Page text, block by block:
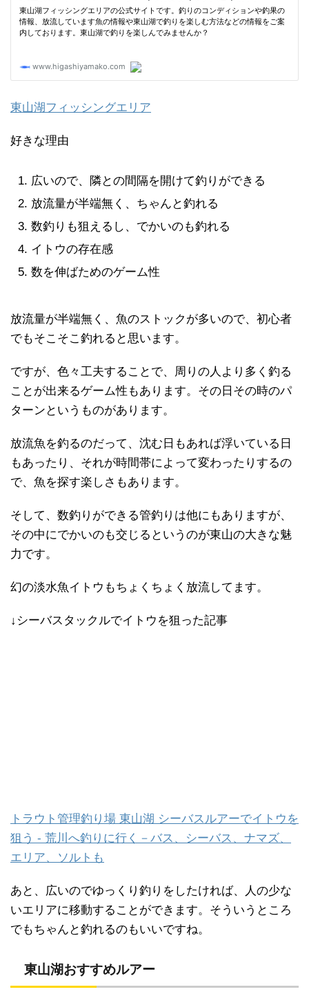
東山湖フィッシングエリア
好きな理由
広いので、隣との間隔を開けて釣りができる
放流量が半端無く、ちゃんと釣れる
数釣りも狙えるし、でかいのも釣れる
イトウの存在感
数を伸ばためのゲーム性
放流量が半端無く、魚のストックが多いので、初心者
でもそこそこ釣れると思います。
ですが、色々工夫することで、周りの人より多く釣る
ことが出来るゲーム性もあります。その日その時のパ
ターンというものがあります。
放流魚を釣るのだって、沈む日もあれば浮いている日
もあったり、それが時間帯によって変わったりするの
で、魚を探す楽しさもあります。
そして、数釣りができる管釣りは他にもありますが、
その中にでかいのも交じるというのが東山の大きな魅
力です。
幻の淡水魚イトウもちょくちょく放流してます。
↓シーバスタックルでイトウを狙った記事
トラウト管理釣り場 東山湖 シーバスルアーでイトウを
狙う - 荒川へ釣りに行く－バス、シーバス、ナマズ、
エリア、ソルトも
あと、広いのでゆっくり釣りをしたければ、人の少な
いエリアに移動することができます。そういうところ
でもちゃんと釣れるのもいいですね。
東山湖おすすめルアー